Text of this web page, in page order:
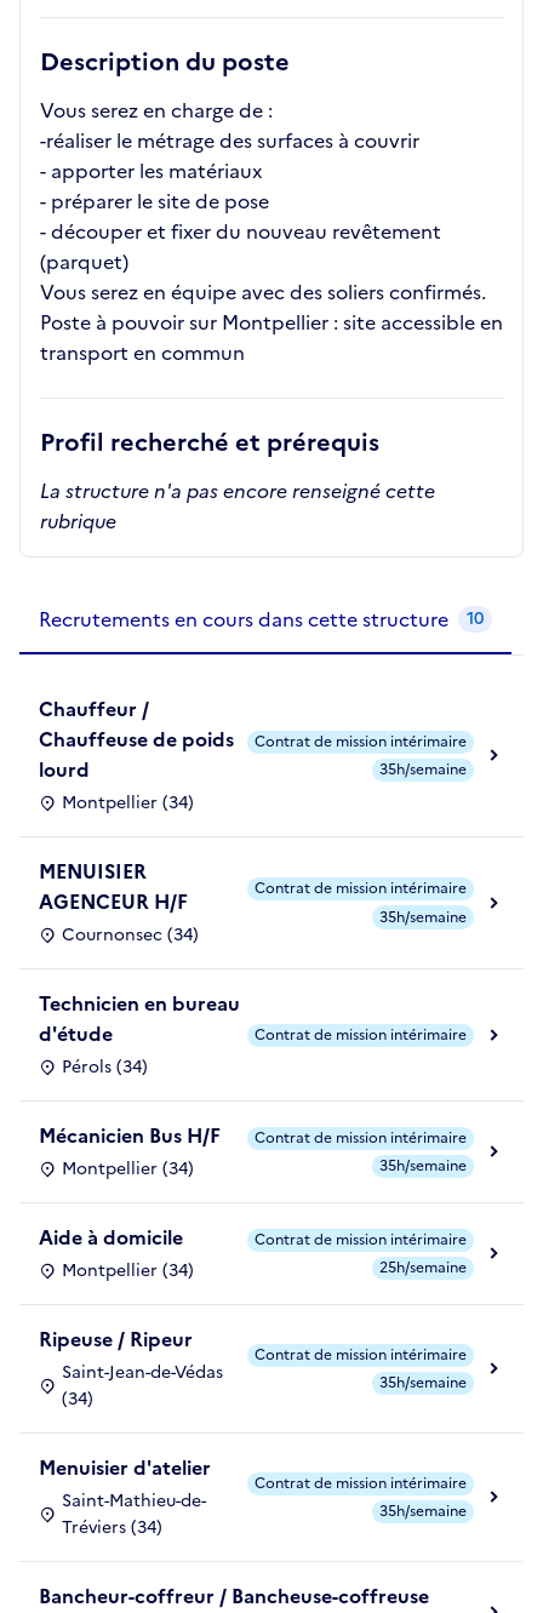
Description du poste
Vous serez en charge de :
-réaliser le métrage des surfaces à couvrir
- apporter les matériaux
- préparer le site de pose
- découper et fixer du nouveau revêtement
(parquet)
Vous serez en équipe avec des soliers confirmés.
Poste à pouvoir sur Montpellier : site accessible en
transport en commun
Profil recherché et prérequis
La structure n'a pas encore renseigné cette
rubrique
Recrutements en cours dans cette structure 10
Chauffeur /
Chauffeuse de poids
lourd
Montpellier (34)
Contrat de mission intérimaire
35h/semaine
MENUISIER
AGENCEUR H/F
Cournonsec (34)
Contrat de mission intérimaire
35h/semaine
Technicien en bureau
d'étude
Pérols (34)
Contrat de mission intérimaire
Mécanicien Bus H/F
Montpellier (34)
Contrat de mission intérimaire
35h/semaine
Aide à domicile
Montpellier (34)
Contrat de mission intérimaire
25h/semaine
Ripeuse / Ripeur
Saint-Jean-de-Védas
(34)
Contrat de mission intérimaire
35h/semaine
Menuisier d'atelier
Saint-Mathieu-de-
Tréviers (34)
Contrat de mission intérimaire
35h/semaine
Bancheur-coffreur / Bancheuse-coffreuse